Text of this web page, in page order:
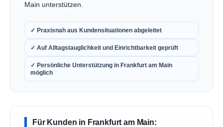
Main unterstützen.
✓ Praxisnah aus Kundensituationen abgeleitet
✓ Auf Alltagstauglichkeit und Einrichtbarkeit geprüft
✓ Persönliche Unterstützung in Frankfurt am Main
möglich
Für Kunden in Frankfurt am Main: